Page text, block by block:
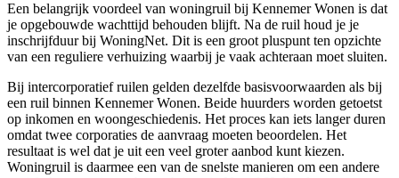
Een belangrijk voordeel van woningruil bij Kennemer Wonen is dat
je opgebouwde wachttijd behouden blijft. Na de ruil houd je je
inschrijfduur bij WoningNet. Dit is een groot pluspunt ten opzichte
van een reguliere verhuizing waarbij je vaak achteraan moet sluiten.
Bij intercorporatief ruilen gelden dezelfde basisvoorwaarden als bij
een ruil binnen Kennemer Wonen. Beide huurders worden getoetst
op inkomen en woongeschiedenis. Het proces kan iets langer duren
omdat twee corporaties de aanvraag moeten beoordelen. Het
resultaat is wel dat je uit een veel groter aanbod kunt kiezen.
Woningruil is daarmee een van de snelste manieren om een andere